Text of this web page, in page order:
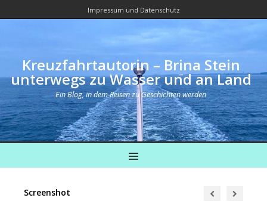
Impressum und Datenschutz
Kreuzfahrtautorin – Brina Stein
unterwegs zu Wasser und an Land
Ein Blog, in dem Reisen zu Geschichten werden
MENU
Screenshot